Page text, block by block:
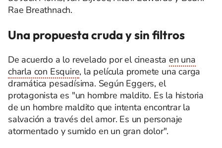
Rae Breathnach.
Una propuesta cruda y sin filtros
De acuerdo a lo revelado por el cineasta en una
charla con Esquire, la película promete una carga
dramática pesadísima. Según Eggers, el
protagonista es "un hombre maldito. Es la historia
de un hombre maldito que intenta encontrar la
salvación a través del amor. Es un personaje
atormentado y sumido en un gran dolor".